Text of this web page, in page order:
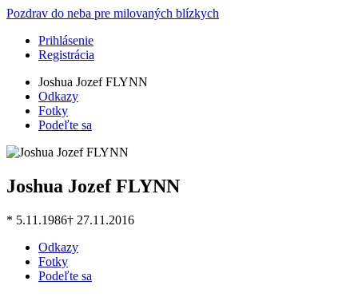
Skočiť na hlavný obsah
Pozdrav do neba pre milovaných blízkych
Prihlásenie
Registrácia
Joshua Jozef FLYNN
Odkazy
Fotky
Podeľte sa
Joshua Jozef FLYNN
* 5.11.1986† 27.11.2016
Odkazy
Fotky
Podeľte sa